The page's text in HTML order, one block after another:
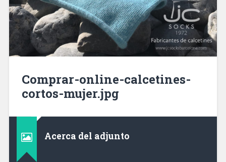
Comprar-online-calcetines-
cortos-mujer.jpg
Acerca del adjunto